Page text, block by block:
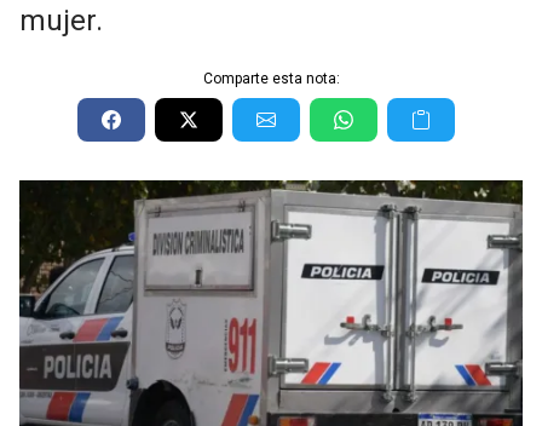
mujer.
Comparte esta nota: